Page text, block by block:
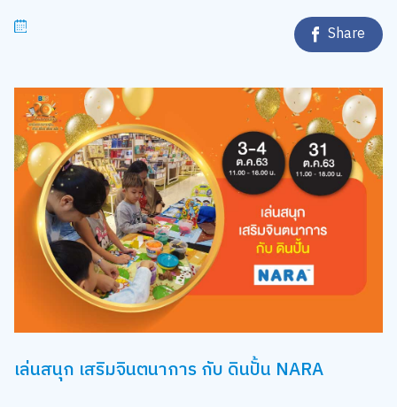
Share
เล่นสนุก เสริมจินตนาการ กับ ดินปั้น NARA